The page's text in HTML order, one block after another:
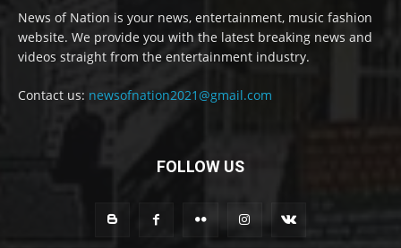
News of Nation is your news, entertainment, music fashion
website. We provide you with the latest breaking news and
videos straight from the entertainment industry.
Contact us: newsofnation2021@gmail.com
FOLLOW US